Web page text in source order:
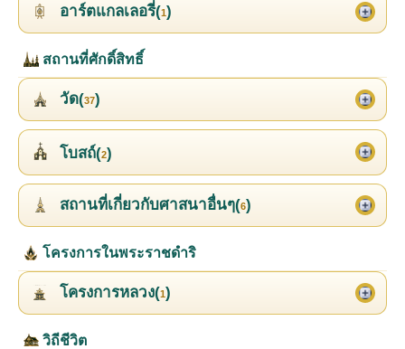
อาร์ตแกลเลอรี่(1)
สถานที่ศักดิ์สิทธิ์
วัด(37)
โบสถ์(2)
สถานที่เกี่ยวกับศาสนาอื่นๆ(6)
โครงการในพระราชดำริ
โครงการหลวง(1)
วิถีชีวิต